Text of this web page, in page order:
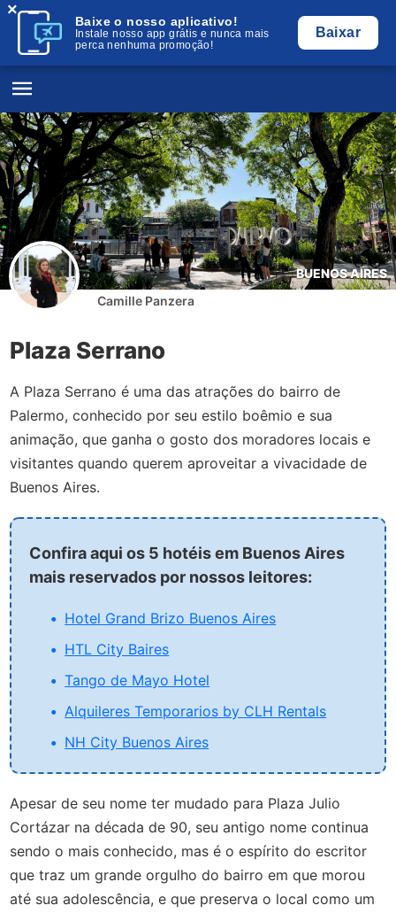
Baixe o nosso aplicativo!
Instale nosso app grátis e nunca mais
perca nenhuma promoção!
Baixar
×
BUENOS AIRES
Camille Panzera
Plaza Serrano
A Plaza Serrano é uma das atrações do bairro de
Palermo, conhecido por seu estilo boêmio e sua
animação, que ganha o gosto dos moradores locais e
visitantes quando querem aproveitar a vivacidade de
Buenos Aires.
Confira aqui os 5 hotéis em Buenos Aires
mais reservados por nossos leitores:
Hotel Grand Brizo Buenos Aires
HTL City Baires
Tango de Mayo Hotel
Alquileres Temporarios by CLH Rentals
NH City Buenos Aires
Apesar de seu nome ter mudado para Plaza Julio
Cortázar na década de 90, seu antigo nome continua
sendo o mais conhecido, mas é o espírito do escritor
que traz um grande orgulho do bairro em que morou
até sua adolescência, e que preserva o local como um